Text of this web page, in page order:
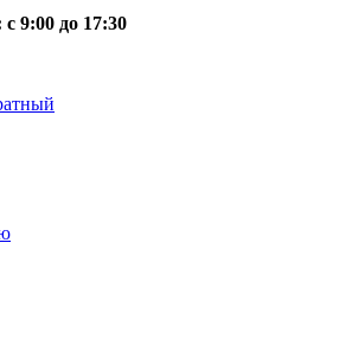
с 9:00 до 17:30